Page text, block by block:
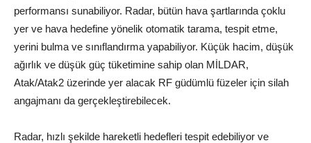
performansı sunabiliyor. Radar, bütün hava şartlarında çoklu
yer ve hava hedefine yönelik otomatik tarama, tespit etme,
yerini bulma ve sınıflandırma yapabiliyor. Küçük hacim, düşük
ağırlık ve düşük güç tüketimine sahip olan MİLDAR,
Atak/Atak2 üzerinde yer alacak RF güdümlü füzeler için silah
angajmanı da gerçekleştirebilecek.
Radar, hızlı şekilde hareketli hedefleri tespit edebiliyor ve